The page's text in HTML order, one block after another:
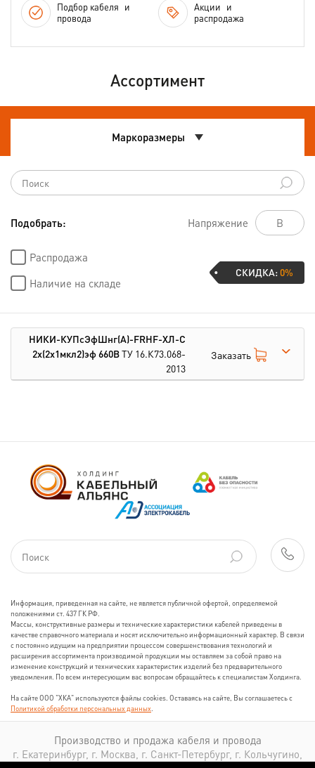
Подбор кабеля и
провода
Акции и
распродажа
Ассортимент
Маркоразмеры
Подобрать: Напряжение
Распродажа
Наличие на складе
СКИДКА:0%
НИКИ-КУПсЭфШнг(А)-FRHF-ХЛ-С
2х(2х1мкл2)эф 660ВТУ 16.К73.068-
2013
Заказать
Информация, приведенная на сайте, не является публичной офертой, определяемой
положениями ст. 437 ГК РФ.
Массы, конструктивные размеры и технические характеристики кабелей приведены в
качестве справочного материала и носят исключительно информационный характер. В связи
с постоянно идущим на предприятии процессом совершенствования технологий и
расширения ассортимента производимой продукции мы оставляем за собой право на
изменение конструкций и технических характеристик изделий без предварительного
уведомления. По всем интересующим вас вопросам обращайтесь к специалистам Холдинга.
На сайте ООО "ХКА" используются файлы cookies. Оставаясь на сайте, Вы соглашаетесь с
Политикой обработки персональных данных
Производство и продажа кабеля и провода
г. Екатеринбург, г. Москва, г. Санкт-Петербург, г. Кольчугино,